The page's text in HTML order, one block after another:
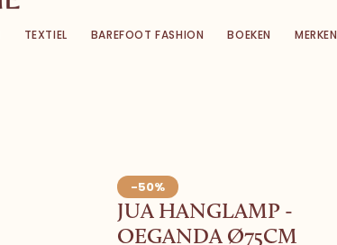
TEXTIEL BAREFOOT FASHION BOEKEN MERKEN
-50%
JUA HANGLAMP -
OEGANDA Ø75CM